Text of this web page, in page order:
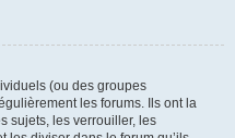
(ou des groupes
les forums. Ils ont la
sujets, les verrouiller, les